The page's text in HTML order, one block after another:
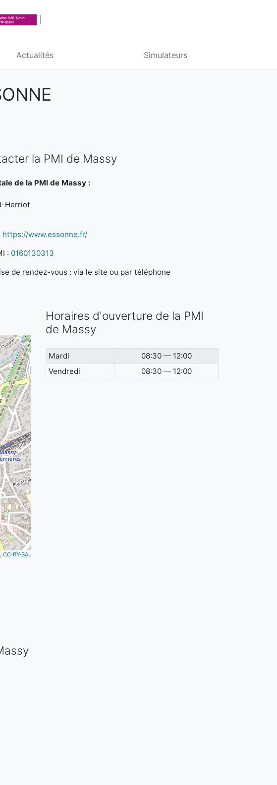
Actualités Simulateurs
la PMI de Massy
de la PMI de Massy :
Herriot
https://www.essonne.fr/
: 0160130313
de rendez-vous : via le site ou par téléphone
CC-BY-SA
Horaires d'ouverture de la PMI
de Massy
Mardi
08:30 — 12:00
Vendredi
08:30 — 12:00